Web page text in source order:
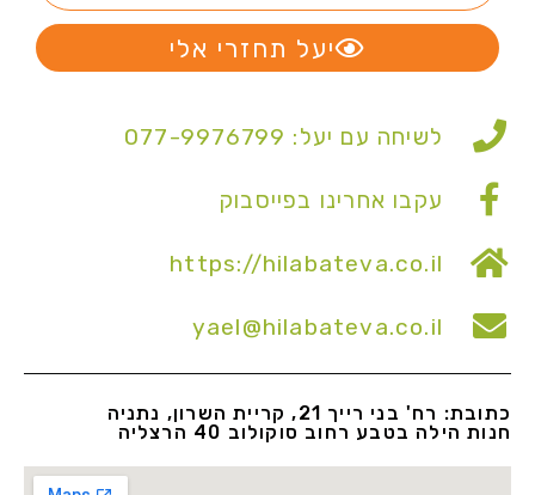
יעל תחזרי אלי
לשיחה עם יעל: 077-9976799
עקבו אחרינו בפייסבוק
https://hilabateva.co.il
yael@hilabateva.co.il
כתובת: רח' בני רייך 21, קריית השרון, נתניה
חנות הילה בטבע רחוב סוקולוב 40 הרצליה